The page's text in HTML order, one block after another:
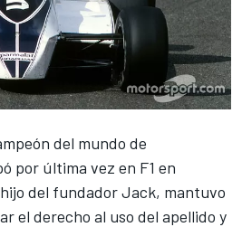
del mundo de
por última vez en F1 en
del fundador Jack, mantuvo
el derecho al uso del apellido y